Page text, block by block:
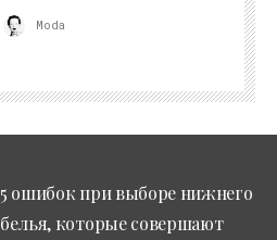
Moda
5 ошибок при выборе нижнего
белья, которые совершают